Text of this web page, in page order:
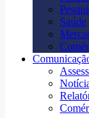
Saúde